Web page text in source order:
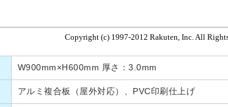
W900mm×H600mm 厚さ：3.0mm
アルミ複合板（屋外対応）、PVC印刷仕上げ